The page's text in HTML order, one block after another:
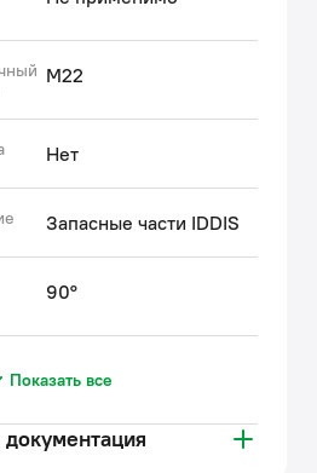
M22
Нет
Запасные части IDDIS
90°
Показать все